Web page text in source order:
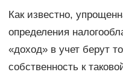
Как известно,
определения
«доход» в учет берут
собственность к